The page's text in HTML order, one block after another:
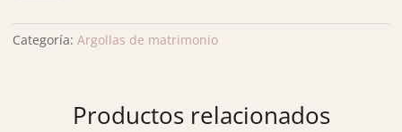
PERFECTA
Categoría: Argollas de matrimonio
Productos relacionados